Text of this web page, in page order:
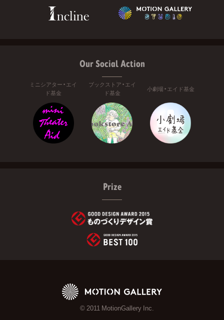
Our Social Action
ミニシアター・エイ
ド基金
ブックストア・エイ
ド基金
小劇場・エイド基金
Prize
© 2011 MotionGallery Inc.